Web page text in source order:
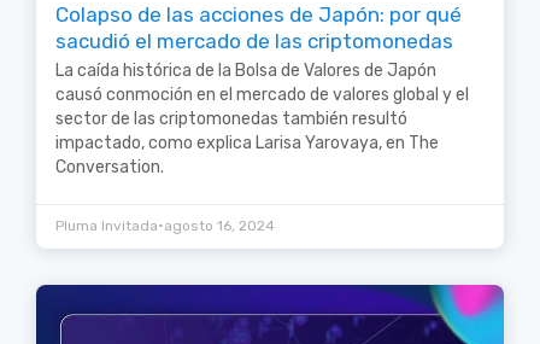
Colapso de las acciones de Japón: por qué
sacudió el mercado de las criptomonedas
La caída histórica de la Bolsa de Valores de Japón
causó conmoción en el mercado de valores global y el
sector de las criptomonedas también resultó
impactado, como explica Larisa Yarovaya, en The
Conversation.
Pluma Invitada•agosto 16, 2024